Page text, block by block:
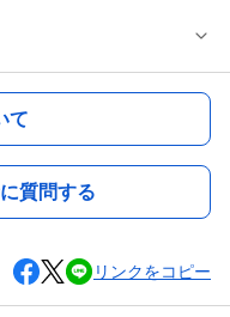
て
質問する
リンクをコピー